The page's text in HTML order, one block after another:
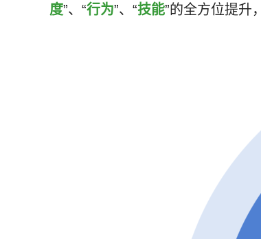
度”、“行为”、“技能”的全方位提升